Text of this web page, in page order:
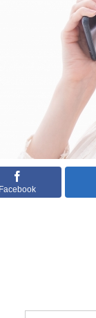
Facebook